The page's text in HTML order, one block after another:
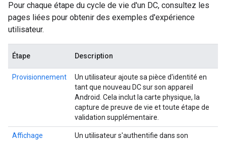
Pour chaque étape du cycle de vie d'un DC, consultez les
pages liées pour obtenir des exemples d'expérience
utilisateur.
Étape Description
Provisionnement
Un utilisateur ajoute sa pièce d'identité en
tant que nouveau DC sur son appareil
Android. Cela inclut la carte physique, la
capture de preuve de vie et toute étape de
validation supplémentaire.
Affichage
Un utilisateur s'authentifie dans son